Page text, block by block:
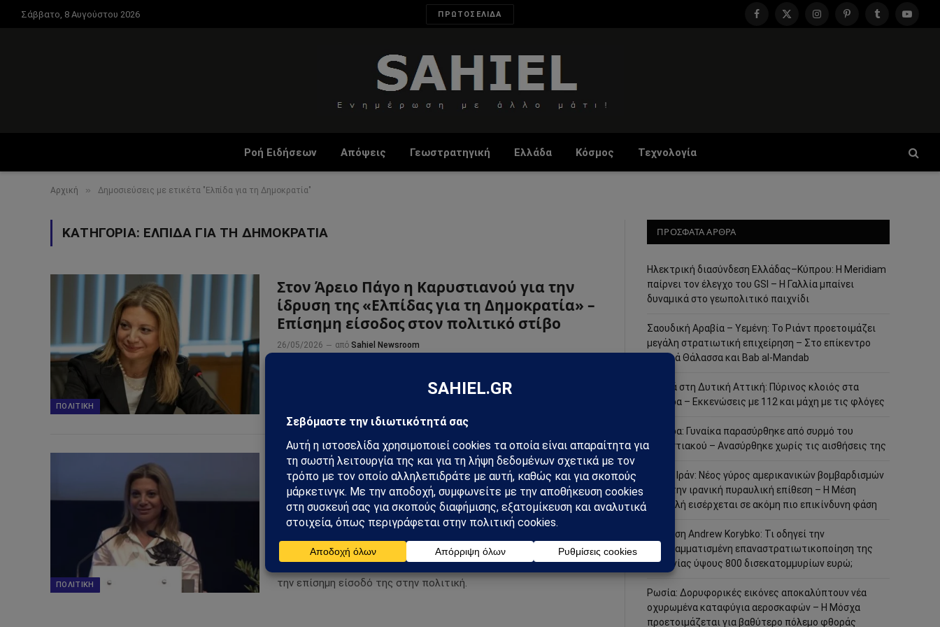
Σάββατο, 8 Αυγούστου 2026 ΠΡΩΤΟΣΕΛΙΔΑ
Facebook
X
InstagramPinterestTumblr
Ροή Ειδήσεων Απόψεις Γεωστρατηγική Ελλάδα Κόσμος Τεχνολογία
Αρχική » Δημοσιεύσεις με ετικέτα "Ελπίδα για τη Δημοκρατία"
ΚΑΤΗΓΟΡΊΑ: ΕΛΠΊΔΑ ΓΙΑ ΤΗ ΔΗΜΟΚΡΑΤΊΑ
ΠΟΛΙΤΙΚΉ
Στον Άρειο Πάγο η Καρυστιανού για την
ίδρυση της «Ελπίδας για τη Δημοκρατία» –
Επίσημη είσοδος στον πολιτικό στίβο
26/05/2026 από Sahiel Newsroom
διακήρυξη της «Ελπίδας για τη Δημοκρατία», σηματοδοτώντας την
ΠΟΛΙΤΙΚΉ
Μαρία Καρυστιανού: Παρουσίασε το
κόμμα «Ελπίδα για τη Δημοκρατία» –
Επίσημη είσοδος στην πολιτική σκηνή
22/05/2026 από Sahiel Newsroom
Η Μαρία Καρυστιανού παρουσίασε στη Θεσσαλονίκη το νέο
πολιτικό κίνημα «Ελπίδα για τη Δημοκρατία», σηματοδοτώντας
την επίσημη είσοδό της στην πολιτική.
ΠΡΟΣΦΑΤΑ ΑΡΘΡΑ
Ηλεκτρική διασύνδεση Ελλάδας–Κύπρου: Η Meridiam
παίρνει τον έλεγχο του GSI – Η Γαλλία μπαίνει
δυναμικά στο γεωπολιτικό παιχνίδι
Σαουδική Αραβία – Υεμένη: Το Ριάντ προετοιμάζει
μεγάλη στρατιωτική επιχείρηση – Στο επίκεντρο
Ερυθρά Θάλασσα και Bab al-Mandab
Φωτιά στη Δυτική Αττική: Πύρινος κλοιός στα
Μέγαρα – Εκκενώσεις με 112 και μάχη με τις φλόγες
Μέγαρα: Γυναίκα παρασύρθηκε από συρμό του
Προαστιακού – Ανασύρθηκε χωρίς τις αισθήσεις της
ΗΠΑ – Ιράν: Νέος γύρος αμερικανικών βομβαρδισμών
μετά την ιρανική πυραυλική επίθεση – Η Μέση
Ανατολή εισέρχεται σε ακόμη πιο επικίνδυνη φάση
Ανάλυση Andrew Korybko: Τι οδηγεί την
προγραμματισμένη επαναστρατιωτικοποίηση της
Γερμανίας ύψους 800 δισεκατομμυρίων ευρώ;
Ρωσία: Δορυφορικές εικόνες αποκαλύπτουν νέα
οχυρωμένα καταφύγια αεροσκαφών – Η Μόσχα
προετοιμάζεται για βαθύτερο πόλεμο φθοράς